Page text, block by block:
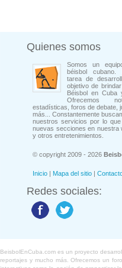
Quienes somos
Somos un
béisbol cubano.
tarea de
objetivo de
Béisbol en Cuba
Ofrecemos
estadísticas, foros de debate,
más... Constantemente
nuestros servicios por lo que
nuevas secciones en nuestra
y otros entretenimientos.
© copyright 2009 - 2026
Inicio | Mapa del sitio |
Redes sociales:
BeisbolEnCuba.com es un proyecto
reportajes y mucho más. Ofrecemos un